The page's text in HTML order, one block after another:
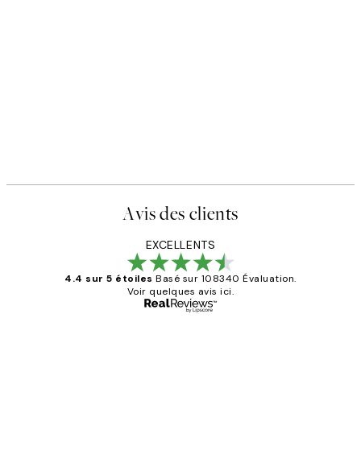
Avis des clients
EXCELLENTS
4.4 sur 5 étoiles Basé sur 108340 Évaluation.
Voir quelques avis ici.